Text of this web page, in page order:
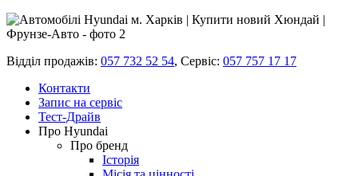
Відділ продажів: 057 732 52 54, Сервіс: 057 757 17 17
Контакти
Запис на сервіс
Тест-Драйв
Про Hyundai
Про бренд
Історія